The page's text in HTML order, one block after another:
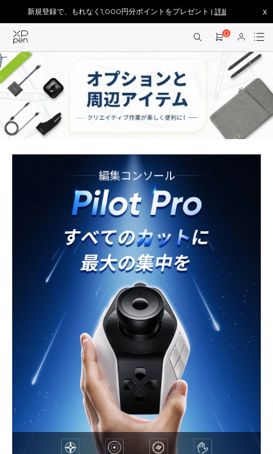
新規登録で、もれなく1,000円分ポイントをプレゼント | 詳細を見る > x
0